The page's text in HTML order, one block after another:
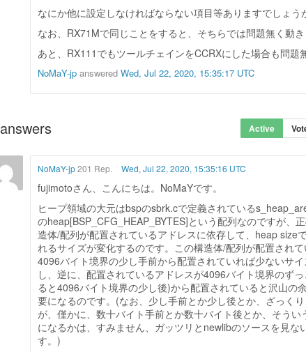
なにか他に設定しなければならない項目等ありますでしょう
なお、RX71Mで同じことをすると、そちらでは問題無く動き
あと、RX111でもツールチェインをCCRXにした場合も問題
NoMaY-jp answered Wed, Jul 22, 2020, 15:35:17 UTC
answers Active
NoMaY-jp201 Rep. Wed, Jul 22, 2020, 15:35:16 UTC
fujimotoさん、こんにちは。NoMaYです。
ヒープ領域の大元はbspのsbrk.cで定義されている
のheap[BSP_CFG_HEAP_BYTES]という配列なのですが、
造体/配列が配置されているアドレスに依存して、heap size
れるサイズが変化するのです。この構造体/配列が配置され
4096バイト境界の少し手前から配置されていれば少ないサ
し、逆に、配置されているアドレスが4096バイト境界のずっ
ると4096バイト境界の少し後)から配置されていると沢山の
要になるのです。(なお、少し手前とか少し後とか、ざっく
が、僅かに、数十バイト手前とか数十バイト後とか、そうい
になるかは、すみません、ガッツリとnewlibのソースを見な
す。)